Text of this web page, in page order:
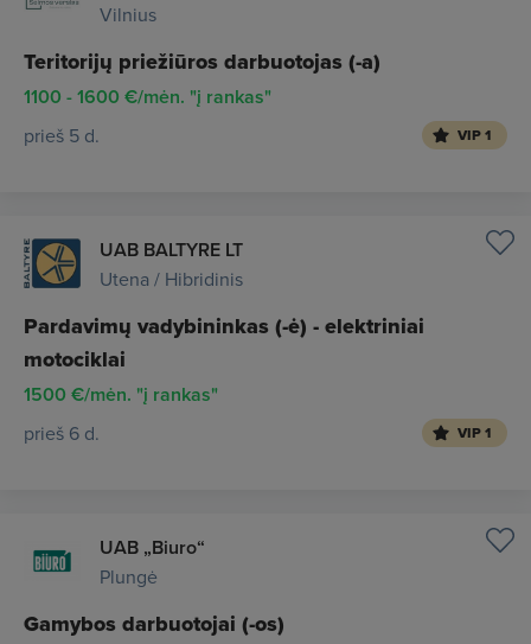
Vilnius
Teritorijų priežiūros darbuotojas (-a)
1100 - 1600 €/mėn. "į rankas"
prieš 5 d. VIP 1
UAB BALTYRE LT
Utena / Hibridinis
Pardavimų vadybininkas (-ė) - elektriniai
motociklai
1500 €/mėn. "į rankas"
prieš 6 d. VIP 1
UAB „Biuro“
Plungė
Gamybos darbuotojai (-os)